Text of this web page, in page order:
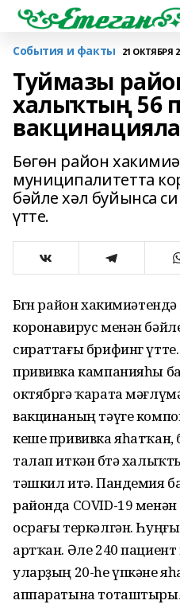
События и факты 21 ОКТЯБРЯ
Туймазы
халыҡтың 56
Бөгөн район
муниципалитетта
бәйле хәл буйынса
үтте.
Бөгөн район
коронавирус менән
сираттағы брифинг
прививка кампанияһы
октябргә ҡарата
вакцинаның тәүге
кеше прививка
талап иткән бөтә
тәшкил итә. Пандемия
районда COVID-19
осрағы теркәлгән.
артҡан. Әле 240
уларҙың 20-һе үпкәне
аппаратына